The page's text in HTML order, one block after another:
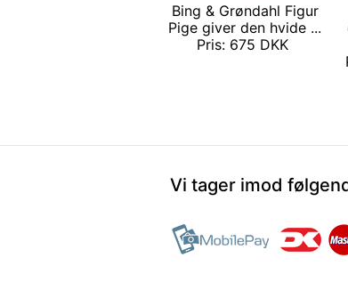
Bing & Grøndahl Figur
Pige giver den hvide ...
Pris: 675 DKK
Vi tager imod